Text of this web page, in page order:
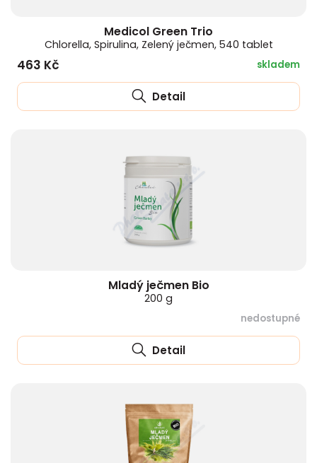
Medicol Green Trio
Chlorella, Spirulina, Zelený ječmen, 540 tablet
463 Kč skladem
Detail
Mladý ječmen Bio
200 g
nedostupné
Detail